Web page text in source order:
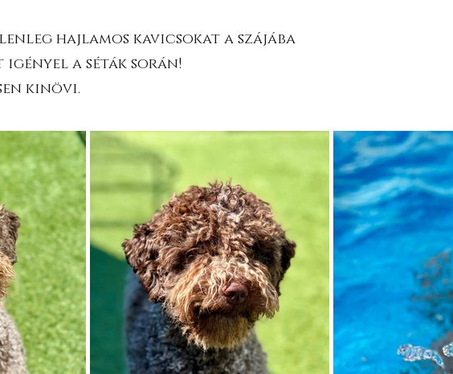
hajlamos kavicsokat a szájába
a séták során!
kinövi.